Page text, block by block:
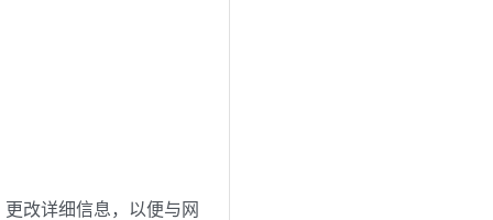
改详细信息，以便与网